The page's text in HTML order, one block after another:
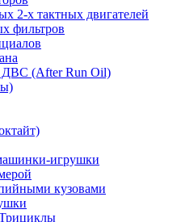
2-х тактных двигателей
фильтров
ДВС (After Run Oil)
игрушки
кузовами